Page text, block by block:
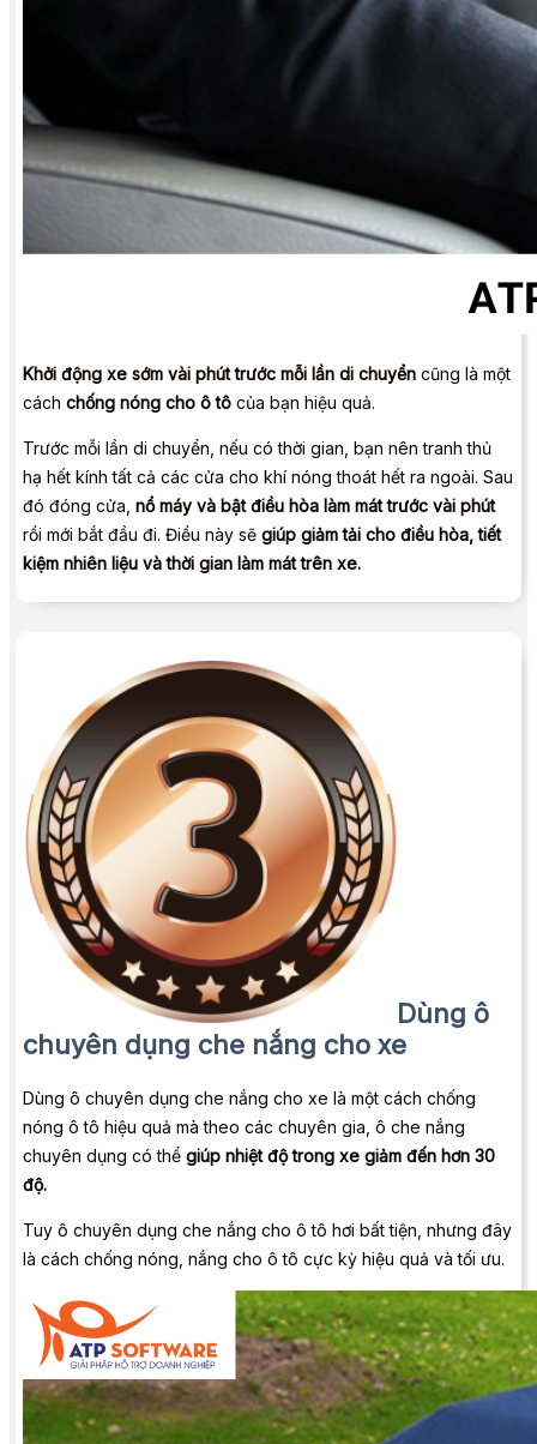
Khởi động xe sớm vài phút trước mỗi lần di chuyển cũng là một
cách chống nóng cho ô tô của bạn hiệu quả.
Trước mỗi lần di chuyển, nếu có thời gian, bạn nên tranh thủ
hạ hết kính tất cả các cửa cho khí nóng thoát hết ra ngoài. Sau
đó đóng cửa, nổ máy và bật điều hòa làm mát trước vài phút
rồi mới bắt đầu đi. Điều này sẽ giúp giảm tải cho điều hòa, tiết
kiệm nhiên liệu và thời gian làm mát trên xe.
Dùng ô
chuyên dụng che nắng cho xe
Dùng ô chuyên dụng che nắng cho xe là một cách chống
nóng ô tô hiệu quả mà theo các chuyên gia, ô che nắng
chuyên dụng có thể giúp nhiệt độ trong xe giảm đến hơn 30
độ.
Tuy ô chuyên dụng che nắng cho ô tô hơi bất tiện, nhưng đây
là cách chống nóng, nắng cho ô tô cực kỳ hiệu quả và tối ưu.